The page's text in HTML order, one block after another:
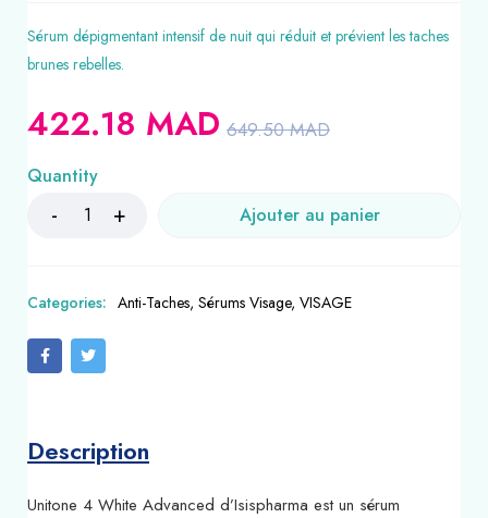
Sérum dépigmentant intensif de nuit qui réduit et prévient les taches
brunes rebelles.
649.50MAD
422.18 MAD
Quantity
Ajouter au panier
Categories: Anti-Taches, Sérums Visage, VISAGE
Description
Unitone 4 White Advanced d’Isispharma est un sérum